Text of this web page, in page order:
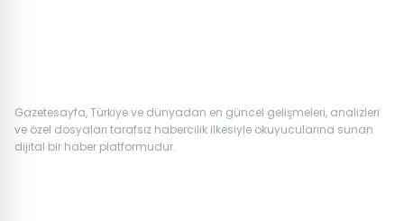
Gazetesayfa, Türkiye ve dünyadan en güncel gelişmeleri, analizleri
ve özel dosyaları tarafsız habercilik ilkesiyle okuyucularına sunan
dijital bir haber platformudur.